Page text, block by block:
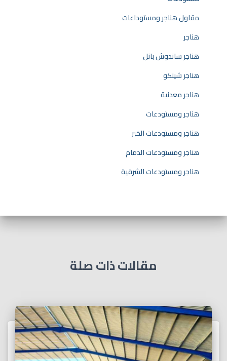
مقاول هناجر ومستوداعات
هناجر
هناجر ساندوش بانل
هناجر شينكو
هناجر معدنية
هناجر ومستودعات
هناجر ومستودعات الخبر
هناجر ومستودعات الدمام
هناجر ومستودعات الشرقية
مقالات ذات صلة